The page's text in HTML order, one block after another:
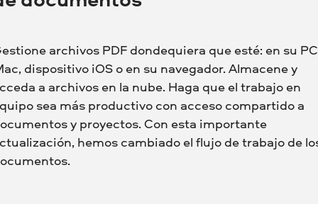
archivos PDF dondequiera que esté: en su
dispositivo iOS o en su navegador. Almacene y
a archivos en la nube. Haga que el trabajo en
sea más productivo con acceso compartido a
y proyectos. Con esta importante
hemos cambiado el flujo de trabajo de